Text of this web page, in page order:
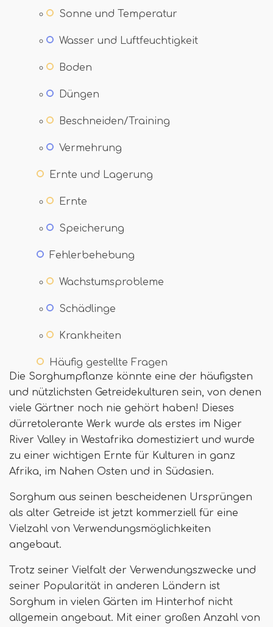
Sonne und Temperatur
Wasser und Luftfeuchtigkeit
Boden
Düngen
Beschneiden/Training
Vermehrung
Ernte und Lagerung
Ernte
Speicherung
Fehlerbehebung
Wachstumsprobleme
Schädlinge
Krankheiten
Häufig gestellte Fragen
Die Sorghumpflanze könnte eine der häufigsten
und nützlichsten Getreidekulturen sein, von denen
viele Gärtner noch nie gehört haben! Dieses
dürretolerante Werk wurde als erstes im Niger
River Valley in Westafrika domestiziert und wurde
zu einer wichtigen Ernte für Kulturen in ganz
Afrika, im Nahen Osten und in Südasien.
Sorghum aus seinen bescheidenen Ursprüngen
als alter Getreide ist jetzt kommerziell für eine
Vielzahl von Verwendungsmöglichkeiten
angebaut.
Trotz seiner Vielfalt der Verwendungszwecke und
seiner Popularität in anderen Ländern ist
Sorghum in vielen Gärten im Hinterhof nicht
allgemein angebaut. Mit einer großen Anzahl von